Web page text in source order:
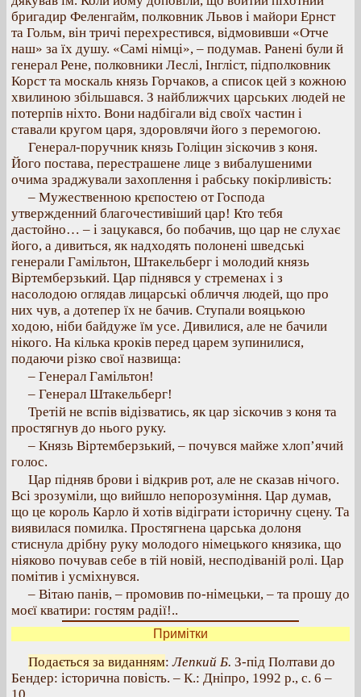
бригадир Феленгайм, полковник Львов і майори Ернст
та Гольм, він тричі перехрестився, відмовивши «Отче
наш» за їх душу. «Самі німці», – подумав. Ранені були й
генерал Рене, полковники Леслі, Інгліст, підполковник
Корст та москаль князь Горчаков, а список цей з кожною
хвилиною збільшався. З найближчих царських людей не
потерпів ніхто. Вони надбігали від своїх частин і
ставали кругом царя, здоровлячи його з перемогою.
Генерал-поручник князь Голіцин зіскочив з коня.
Його постава, перестрашене лице з вибалушеними
очима зраджували захоплення і рабську покірливість:
– Мужественною крєпостею от Господа
утвержденний благочестивіший цар! Кто тєбя
дастойно… – і зацукався, бо побачив, що цар не слухає
його, а дивиться, як надходять полонені шведські
генерали Гамільтон, Штакельберг і молодий князь
Віртемберзький. Цар піднявся у стременах і з
насолодою оглядав лицарські обличчя людей, що про
них чув, а дотепер їх не бачив. Ступали вояцькою
ходою, ніби байдуже їм усе. Дивилися, але не бачили
нікого. На кілька кроків перед царем зупинилися,
подаючи різко свої назвища:
– Генерал Гамільтон!
– Генерал Штакельберг!
Третій не вспів відізватись, як цар зіскочив з коня та
простягнув до нього руку.
– Князь Віртемберзький, – почувся майже хлоп’ячий
голос.
Цар підняв брови і відкрив рот, але не сказав нічого.
Всі зрозуміли, що вийшло непорозуміння. Цар думав,
що це король Карло й хотів відіграти історичну сцену. Та
виявилася помилка. Простягнена царська долоня
стиснула дрібну руку молодого німецького князика, що
ніяково почував себе в тій новій, несподіваній ролі. Цар
помітив і усміхнувся.
– Вітаю панів, – промовив по-німецьки, – та прошу до
моєї кватири: гостям радії!..
Примітки
Подається за виданням:Лепкий Б. З-під Полтави до
Бендер: історична повість. – К.: Дніпро, 1992 р., с. 6 –